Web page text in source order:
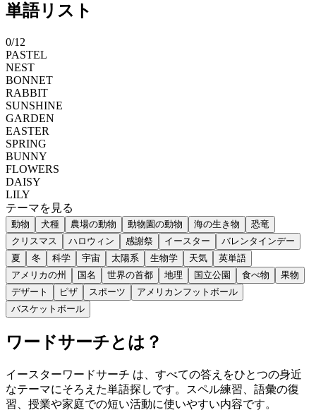
単語リスト
0/12
PASTEL
NEST
BONNET
RABBIT
SUNSHINE
GARDEN
EASTER
SPRING
BUNNY
FLOWERS
DAISY
LILY
テーマを見る
動物 犬種 農場の動物 動物園の動物 海の生き物
恐竜
クリスマス
ハロウィン 感謝祭 イースター
バレンタインデー
夏
冬 科学 宇宙 太陽系 生物学 天気
英単語
アメリカの州
国名 世界の首都 地理 国立公園 食べ物
果物
デザート
ピザ スポーツ
アメリカンフットボール
バスケットボール
ワードサーチとは？
イースターワードサーチ は、すべての答えをひとつの身近
なテーマにそろえた単語探しです。スペル練習、語彙の復
習、授業や家庭での短い活動に使いやすい内容です。